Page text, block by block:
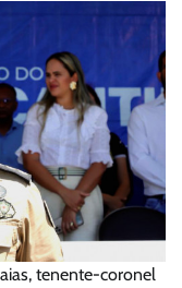
tenente-coronel